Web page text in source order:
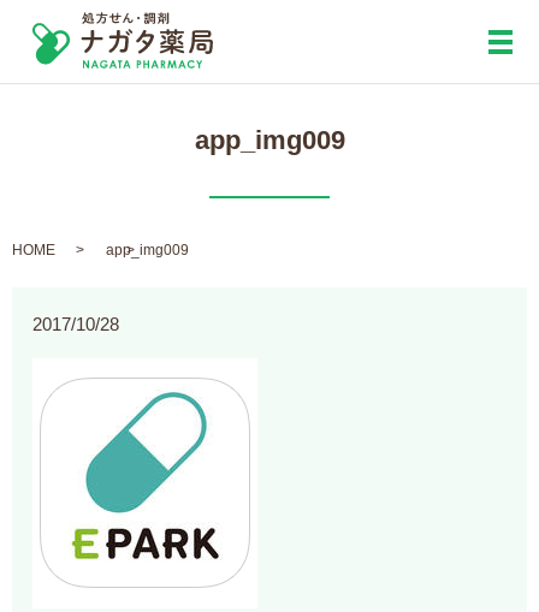
メ
app_img009
HOME app_img009
2017/10/28